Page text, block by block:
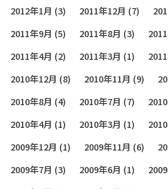
2012年1月 (3) 2011年12月 (7)
2011年9月 (5) 2011年8月 (3)
2011年4月 (2) 2011年3月 (1)
2010年12月 (8) 2010年11月 (9)
2010年8月 (4) 2010年7月 (7)
2010年4月 (1) 2010年3月 (1)
2009年12月 (1) 2009年11月 (6)
2009年7月 (3) 2009年6月 (1)